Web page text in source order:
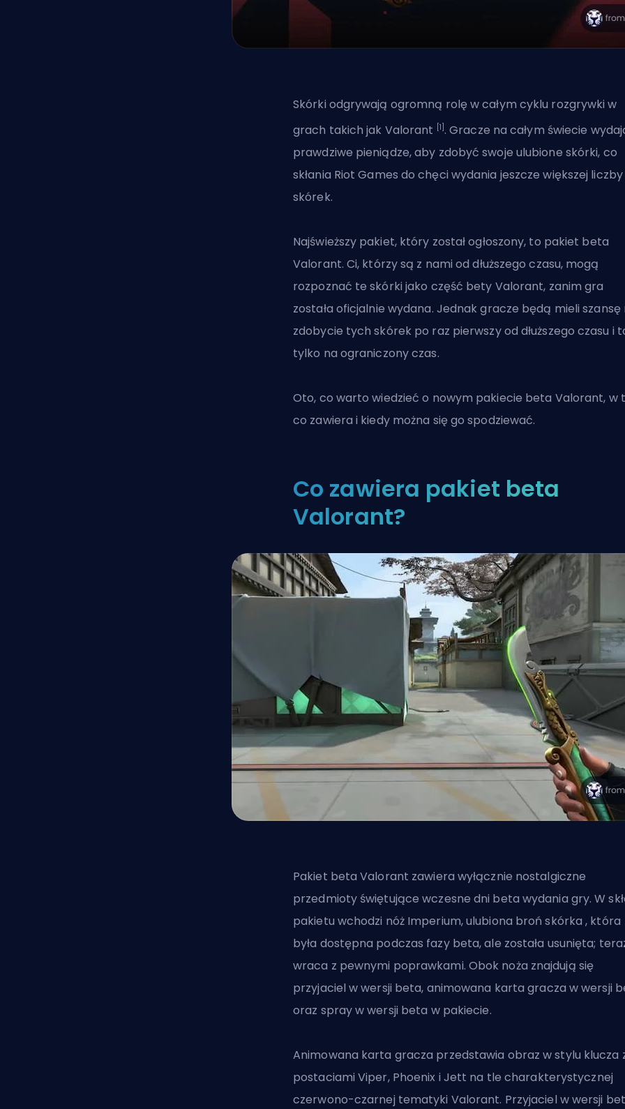
Skórki odgrywają ogromną rolę w całym cyklu rozgrywki w
grach takich jak Valorant
[1] . Gracze na całym świecie
prawdziwe pieniądze, aby zdobyć swoje ulubione skórki, co
skłania Riot Games do chęci wydania jeszcze większej liczby
skórek.
Najświeższy pakiet, który został ogłoszony, to pakiet beta
Valorant. Ci, którzy są z nami od dłuższego czasu, mogą
rozpoznać te skórki jako część bety Valorant, zanim gra
została oficjalnie wydana. Jednak gracze będą mieli szansę
zdobycie tych skórek po raz pierwszy od dłuższego czasu i
tylko na ograniczony czas.
Oto, co warto wiedzieć o nowym pakiecie beta Valorant, w
co zawiera i kiedy można się go spodziewać.
Co zawiera pakiet beta
Valorant?
Pakiet beta Valorant zawiera wyłącznie nostalgiczne
przedmioty świętujące wczesne dni beta wydania gry. W
pakietu wchodzi nóż Imperium, ulubiona brońskórka , która
była dostępna podczas fazy beta, ale została usunięta;
wraca z pewnymi poprawkami. Obok noża znajdują się
przyjaciel w wersji beta, animowana karta gracza w wersji
oraz spray w wersji beta w pakiecie.
Animowana karta gracza przedstawia obraz w stylu klucza
postaciami Viper, Phoenix i Jett na tle charakterystycznej
czerwono-czarnej tematyki Valorant. Przyjaciel w wersji